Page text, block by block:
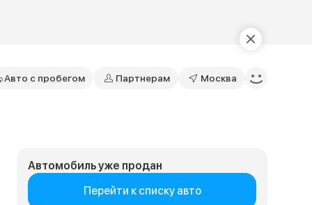
Авто с пробегом Партнерам Москва
Автомобиль уже продан
Перейти к списку авто